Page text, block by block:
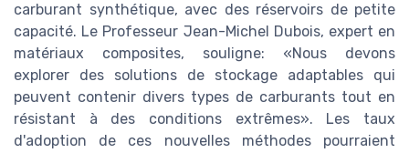
carburant synthétique, avec des réservoirs de petite
capacité. Le Professeur Jean-Michel Dubois, expert en
matériaux composites, souligne: «Nous devons
explorer des solutions de stockage adaptables qui
peuvent contenir divers types de carburants tout en
résistant à des conditions extrêmes». Les taux
d'adoption de ces nouvelles méthodes pourraient